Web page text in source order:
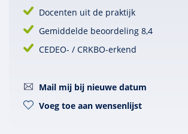
Docenten uit de praktijk
Gemiddelde beoordeling 8,4
CEDEO- / CRKBO-erkend
Mail mij bij nieuwe datum
Voeg toe aan wensenlijst